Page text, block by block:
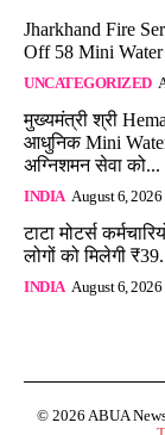
Jharkhand Fire
Off 58 Mini
UNCATEGORIZED
मुख्यमंत्री श्री
आधुनिक Mini
अग्निशमन सेवा को...
INDIA August 6, 2026
टाटा मोटर्स
लोगों को मिलेगी
INDIA August 6, 2026
© 2026 ABUA